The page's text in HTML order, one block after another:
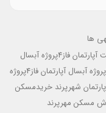
ها
فاز4پروژه آبسال
آپارتمان فاز4پروژه
شهرپرند خریدمسکن
مسکن مهرپرند